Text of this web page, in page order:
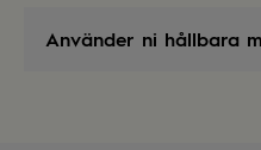
Använder ni hållbara